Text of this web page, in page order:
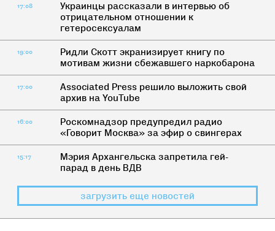
17:08
Украинцы рассказали в интервью об
отрицательном отношении к
гетеросексуалам
19:00
Ридли Скотт экранизирует книгу по
мотивам жизни сбежавшего наркобарона
17:00
Associated Press решило выложить свой
архив на YouTube
16:00
Роскомнадзор предупредил радио
«Говорит Москва» за эфир о свингерах
15:17
Мэрия Архангельска запретила гей-
парад в день ВДВ
загрузить еще новостей